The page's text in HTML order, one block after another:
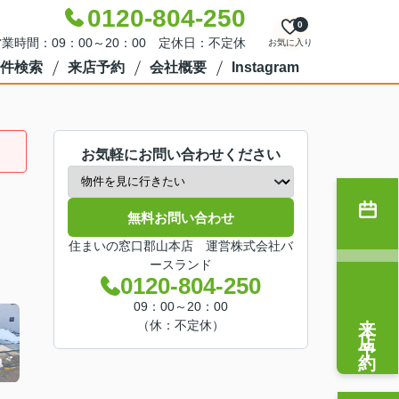
0120-804-250
時間：09：00～20：00 定休日：不定休 お気に入り
0
検索 来店予約 会社概要 Instagram
お気軽にお問い合わせください
無料お問い合わせ
住まいの窓口郡山本店 運営株式会社バ
ースランド
0120-804-250
09：00～20：00
（休：不定休）
来店予約